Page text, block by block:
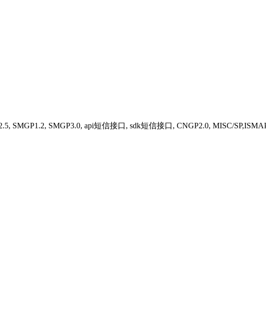
SMGP1.2, SMGP3.0, api短信接口, sdk短信接口, CNGP2.0, MISC/